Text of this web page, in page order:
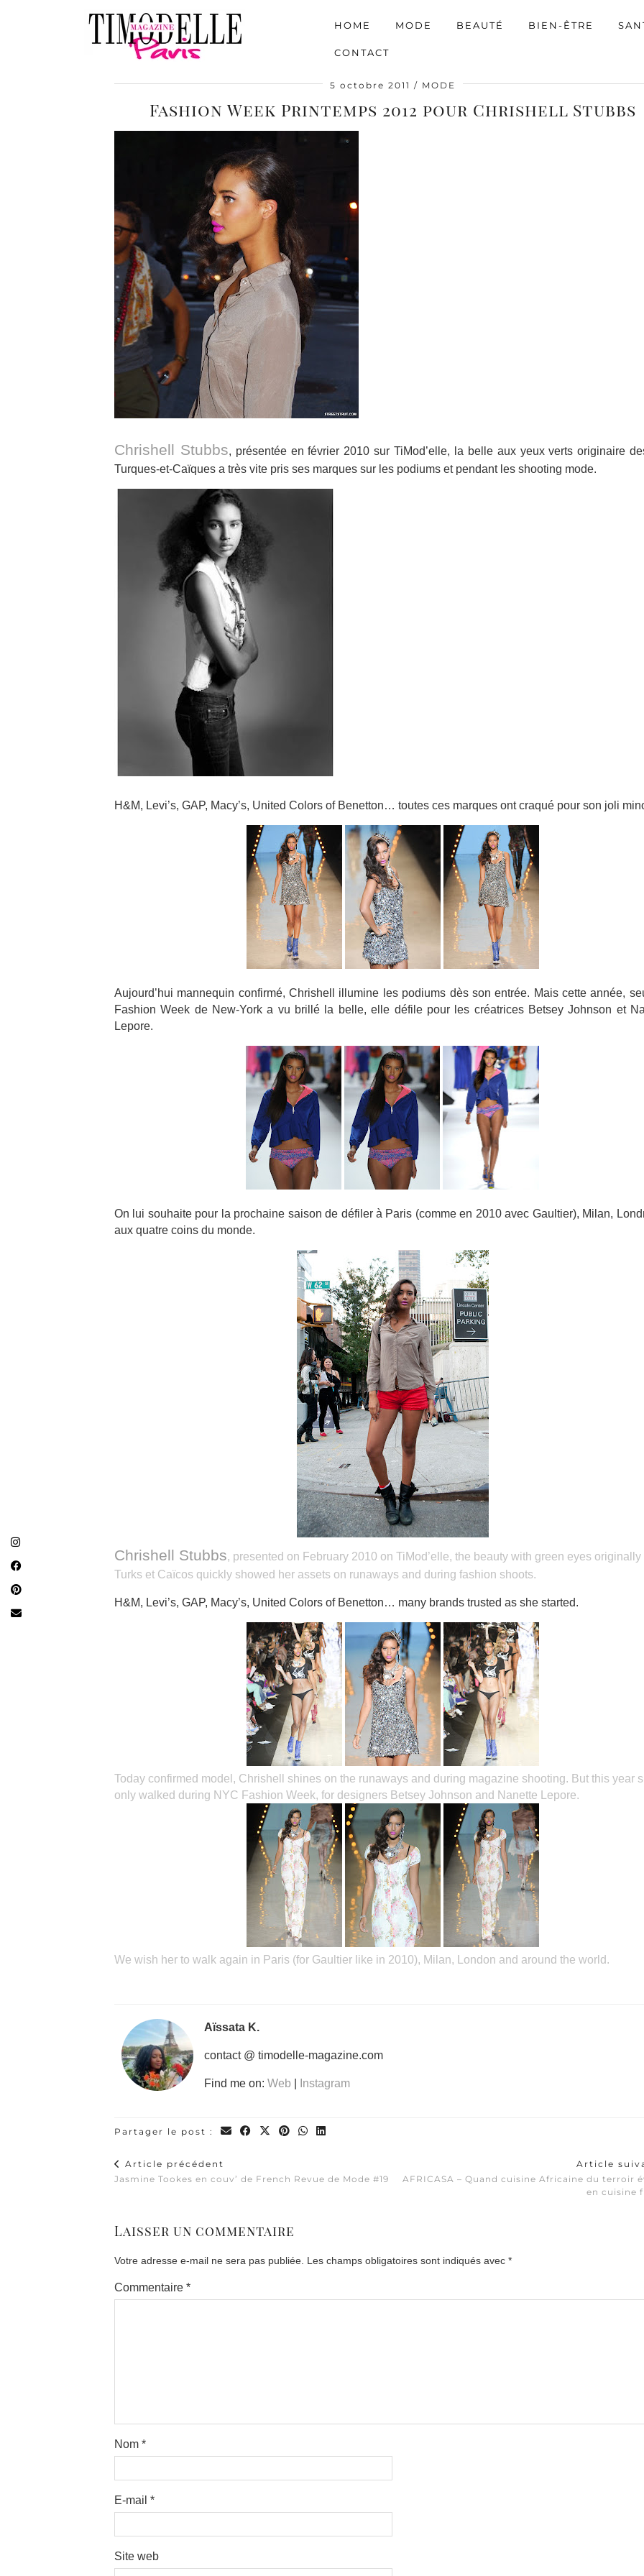
HOME MODE BEAUTÉ BIEN-ÊTRE
CONTACT
5 octobre 2011 MODE
Fashion Week Printemps 2012 pour Chrishell Stubbs
Chrishell Stubbs, présentée en février 2010 sur TiMod’elle, la belle aux yeux verts originaire
Turques-et-Caïques a très vite pris ses marques sur les podiums et pendant les shooting mode.
H&M, Levi’s, GAP, Macy’s, United Colors of Benetton… toutes ces marques ont craqué pour son joli
Aujourd’hui mannequin confirmé, Chrishell illumine les podiums dès son entrée. Mais cette année,
Fashion Week de New-York a vu brillé la belle, elle défile pour les créatrices Betsey Johnson et
Lepore.
On lui souhaite pour la prochaine saison de défiler à Paris (comme en 2010 avec Gaultier), Milan,
aux quatre coins du monde.
Chrishell Stubbs, presented on February 2010 on TiMod’elle, the beauty with green eyes originally
Turks et Caïcos quickly showed her assets on runaways and during fashion shoots.
H&M, Levi’s, GAP, Macy’s, United Colors of Benetton… many brands trusted as she started.
Today confirmed model, Chrishell shines on the runaways and during magazine shooting. But this year
only walked during NYC Fashion Week, for designers Betsey Johnson and Nanette Lepore.
We wish her to walk again in Paris (for Gaultier like in 2010), Milan, London and around the world.
Aïssata K.
contact @ timodelle-magazine.com
Find me on: Web Instagram
Partager le post :
Article précédent
Jasmine Tookes en couv’ de French Revue de Mode #19
Article
AFRICASA – Quand cuisine Africaine du terroir
en cuisine
Laisser un commentaire
Votre adresse e-mail ne sera pas publiée. Les champs obligatoires sont indiqués avec *
Commentaire *
Nom *
E-mail *
Site web